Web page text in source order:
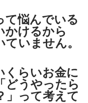
て悩んでいる
かけるから
いません。
くらいお金に
どうやったら
」って考えて